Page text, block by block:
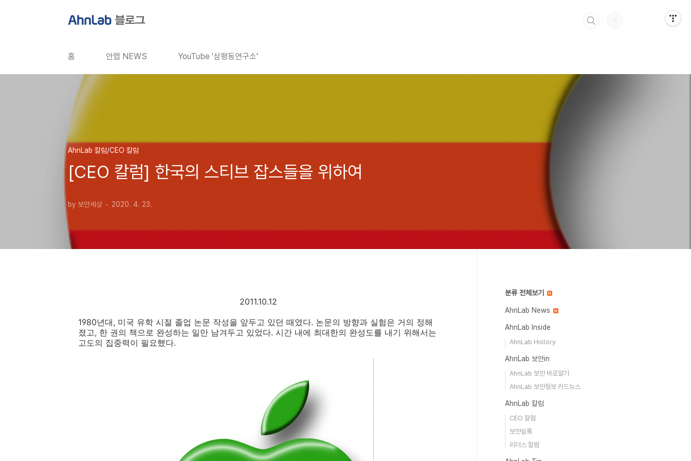
홈 안랩 NEWS YouTube '삼평동연구소'
AhnLab 칼럼/CEO 칼럼
[CEO 칼럼] 한국의 스티브 잡스들을 위하여
by 보안세상 2020. 4. 23.
2011.10.12
1980년대, 미국 유학 시절 졸업 논문 작성을 앞두고 있던 때였다. 논문의 방향과 실험은 거의 정해
졌고, 한 권의 책으로 완성하는 일만 남겨두고 있었다. 시간 내에 최대한의 완성도를 내기 위해서는
고도의 집중력이 필요했다.
분류 전체보기
AhnLab News
AhnLab Inside
AhnLab History
AhnLab 보안in
AhnLab 보안 바로알기
AhnLab 보안정보 카드뉴스
AhnLab 칼럼
CEO 칼럼
보안실록
리더스 칼럼